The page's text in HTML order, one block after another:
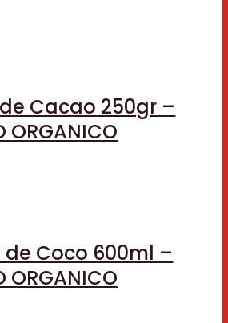
Cacao 250gr –
ORGANICO
de Coco 600ml –
ORGANICO